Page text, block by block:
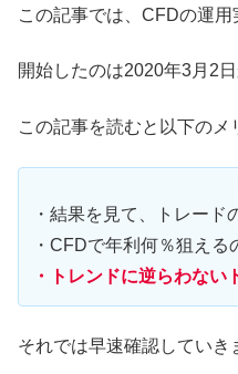
この記事では、CFDの運用
開始したのは2020年3月2日
この記事を読むと以下のメ
・結果を見て、トレード
・CFDで年利何％狙える
・トレンドに逆らわない
それでは早速確認していき